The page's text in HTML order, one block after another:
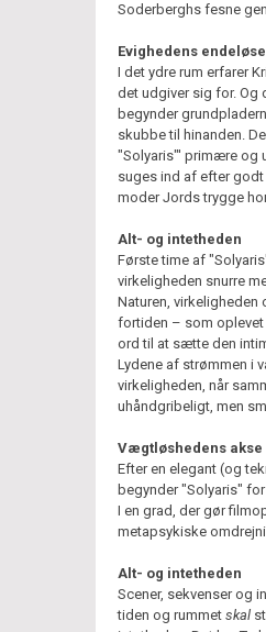
Soderberghs fesne
Evighedens
I det ydre rum erfarer
det udgiver sig for. Og
begynder
skubbe til hinanden.
"Solyaris"' primære og
suges ind af efter
moder Jords trygge
Alt- og intetheden
Første time af
virkeligheden snurre
Naturen, virkeligheden
fortiden – som oplevet
ord til at sætte den
Lydene af strømmen i
virkeligheden, når
uhåndgribeligt, men
Vægtløshedens akse
Efter en elegant (og
begynder "Solyaris"
I en grad, der gør
metapsykiske
Alt- og intetheden
Scener, sekvenser og
tiden og rummet skal